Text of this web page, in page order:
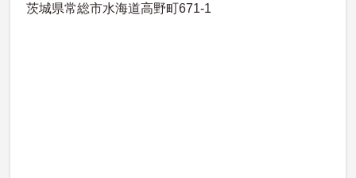
茨城県常総市水海道高野町671-1